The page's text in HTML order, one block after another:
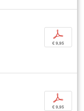
p
€ 9,95
p
€ 9,95